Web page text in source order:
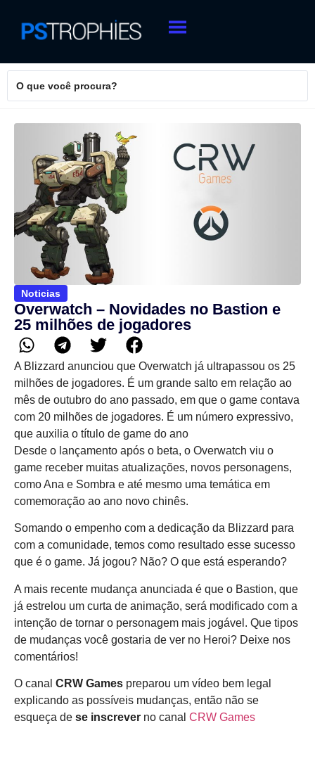
Noticias
Overwatch – Novidades no Bastion e
25 milhões de jogadores
A Blizzard anunciou que Overwatch já ultrapassou os 25
milhões de jogadores. É um grande salto em relação ao
mês de outubro do ano passado, em que o game contava
com 20 milhões de jogadores. É um número expressivo,
que auxilia o título de game do ano
Desde o lançamento após o beta, o Overwatch viu o
game receber muitas atualizações, novos personagens,
como Ana e Sombra e até mesmo uma temática em
comemoração ao ano novo chinês.
Somando o empenho com a dedicação da Blizzard para
com a comunidade, temos como resultado esse sucesso
que é o game. Já jogou? Não? O que está esperando?
A mais recente mudança anunciada é que o Bastion, que
já estrelou um curta de animação, será modificado com a
intenção de tornar o personagem mais jogável. Que tipos
de mudanças você gostaria de ver no Heroi? Deixe nos
comentários!
O canal CRW Games preparou um vídeo bem legal
explicando as possíveis mudanças, então não se
esqueça de se inscrever no canal CRW Games